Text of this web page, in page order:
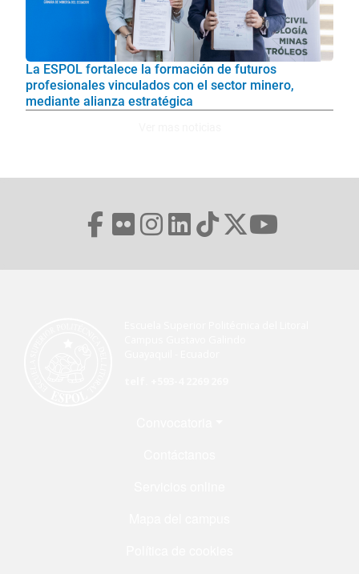
La ESPOL fortalece la formación de futuros
profesionales vinculados con el sector minero,
mediante alianza estratégica